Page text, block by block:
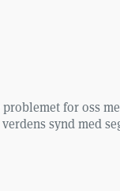
for oss
synd med